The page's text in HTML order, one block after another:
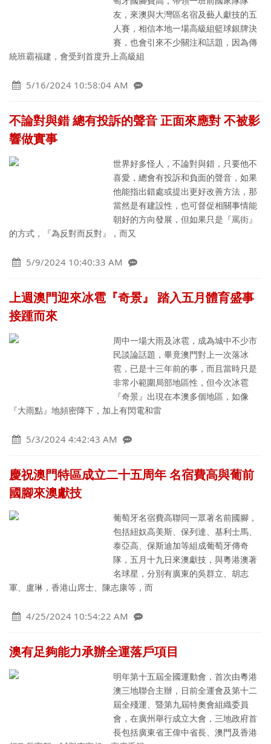
友，來澳與大灣區名宿及藝人獻技的五
人賽，相信本地一場高級組籃球銀牌決
賽，也會引來不少關注和話題，因為傳
統班霸福建，會受到首度升上高級組
5/16/2024 10:58:04 AM
不論對與錯 總有投訴的聲音 正面來應對 不被影
響做實事
世界好多怪人，不論對與錯，只要他不
喜愛，總會有投訴和負面的聲音，如果
他能指出錯處或提出更好改善方法，那
當然是有建設性，也可督促相關事情能
朝好的方向發展，但如果只是『罵街』
的方式，『為反對而反對』，而又
5/9/2024 10:40:33 AM
上週澳門迎來冰雹『奇景』 踏入五月體育盛事
接踵而來
周中一場大雨及冰雹，成為城中不少市
民談論話題，畢竟澳門對上一次落冰
雹，已是十三年前的事，而且當時只是
非常小範圍局部地區性，但今次冰雹
『奇景』出現在本澳多個地區，如像
『大雨點』地頻密降下，加上有閃電和雷
5/3/2024 4:42:43 AM
慶祝澳門特區成立二十五周年 名宿費高與葡前
國腳來澳獻技
葡萄牙名宿費高聯同一眾著名前國腳，
包括紐奴高美斯、保列達、基利士馬、
泰亞高、保斯迪加等組成葡萄牙傳奇
隊，五月十九日來澳獻技，與粵港澳著
名球星，分別有廣東的吳群立、胡志
軍、盧琳，香港山席士、陳志康等，而
4/25/2024 10:54:22 AM
澳有足夠能力承辦全運落戶項目
明年第十五屆全國運動會，首次由粵港
澳三地聯合主辦，日前全運會及第十二
屆全殘運、暨第九屆特奧會組織委員
會，在廣州舉行成立大會，三地政府首
長包括廣東省王偉中省長、澳門及香港